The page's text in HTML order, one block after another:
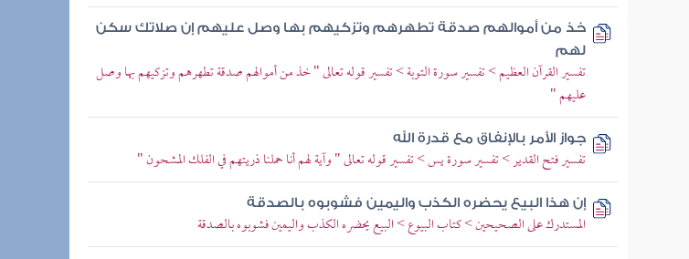
خذ من أموالهم صدقة تطهرهم وتزكيهم بها وصل عليهم إن صلاتك سكن
لهم
تفسير القرآن العظيم > تفسير سورة التوبة > تفسير قوله تعالى " خذ من أموالهم صدقة تطهرهم وتزكيهم بها وصل
عليهم "
جواز الأمر بالإنفاق مع قدرة الله
تفسير فتح القدير > تفسير سورة يس > تفسير قوله تعالى " وآية لهم أنا حملنا ذريتهم في الفلك المشحون "
إن هذا البيع يحضره الكذب واليمين فشوبوه بالصدقة
المستدرك على الصحيحين > كتاب البيوع > البيع يحضره الكذب واليمين فشوبوه بالصدقة